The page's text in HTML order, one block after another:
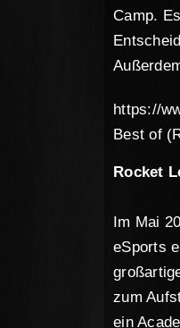
Camp.
https://
Best of
Rocket
Im Mai
eSports
zum
ein